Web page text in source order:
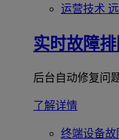
运营技术
实时故障
后台自动修复问
了解详情
终端设备故